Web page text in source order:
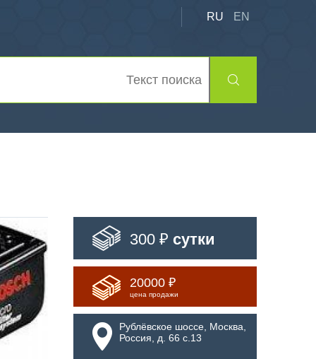
RU EN
300 ₽ сутки
20000 ₽
цена продажи
Рублёвское шоссе, Москва,
Россия, д. 66 с.13